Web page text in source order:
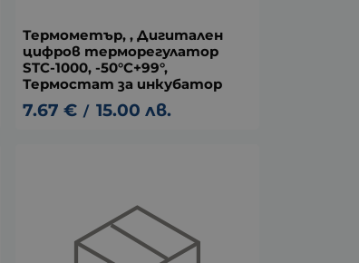
Термометър, , Дигитален
цифров терморегулатор
STC-1000, -50°C+99°,
Термостат за инкубатор
7.67 € / 15.00 лв.